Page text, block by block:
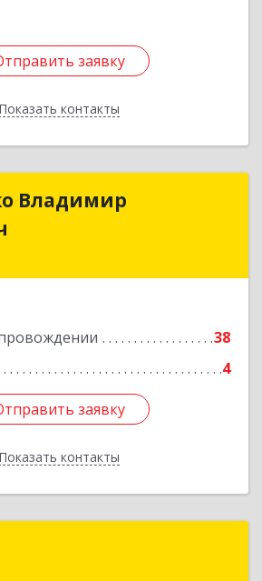
заявку
Показать контакты
заявку
Назад
Владимир
38
4
заявку
Показать контакты
Доценко Владимир
Подробнее
заявку
Назад